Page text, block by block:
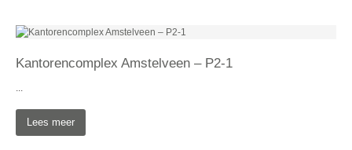
Kantorencomplex Amstelveen – P2-1
Lees meer